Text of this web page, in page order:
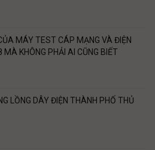
MÁY TEST CÁP MẠNG VÀ ĐIỆN
MÀ KHÔNG PHẢI AI CŨNG BIẾT
LỒNG DÂY ĐIỆN THÀNH PHỐ THỦ